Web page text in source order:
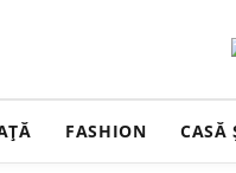
FASHION CASĂ